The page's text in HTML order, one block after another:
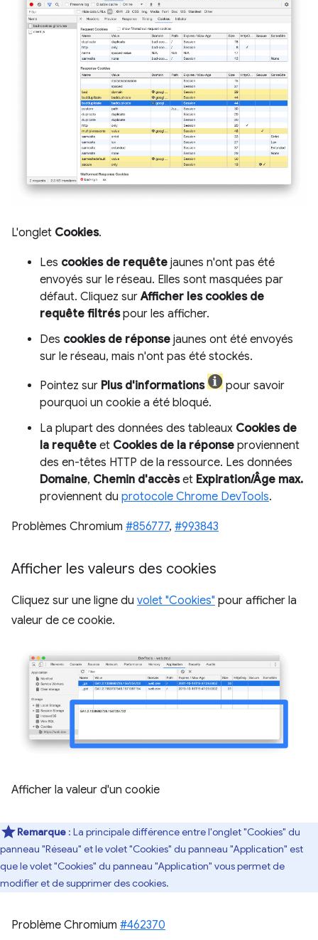
L'onglet Cookies.
Les cookies de requête jaunes n'ont pas été
envoyés sur le réseau. Elles sont masquées par
défaut. Cliquez surAfficher les cookies de
requête filtréspour les afficher.
Des cookies de réponse jaunes ont été envoyés
sur le réseau, mais n'ont pas été stockés.
Pointez sur Plus d'informations
pour savoir
pourquoi un cookie a été bloqué.
La plupart des données des tableaux Cookies de
la requête et Cookies de la réponse proviennent
des en-têtes HTTP de la ressource. Les données
Domaine, Chemin d'accèset Expiration/Âge max.
proviennent du protocole Chrome DevTools.
Problèmes Chromium #856777, #993843
Afficher les valeurs des cookies
Cliquez sur une ligne du volet "Cookies" pour afficher la
valeur de ce cookie.
Afficher la valeur d'un cookie
Remarque : La principale différence entre l'onglet "Cookies" du
panneau "Réseau" et le volet "Cookies" du panneau "Application" est
que le volet "Cookies" du panneau "Application" vous permet de
modifier et de supprimer des cookies.
Problème Chromium #462370